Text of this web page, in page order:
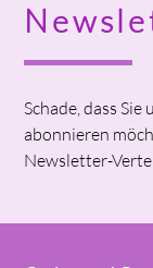
Suchbegriffe
Schade, dass
abonnieren
Newsletter-